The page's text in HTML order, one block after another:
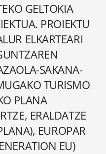
GELTOKIA
PROIEKTU
ELKARTEARI
SAKANA-
TURISMO
PLANA
ERALDATZE
EUROPAR
EU)